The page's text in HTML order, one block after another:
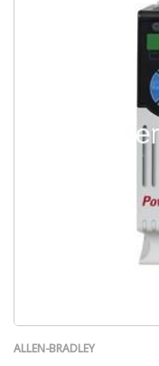
ALLEN-BRADLEY